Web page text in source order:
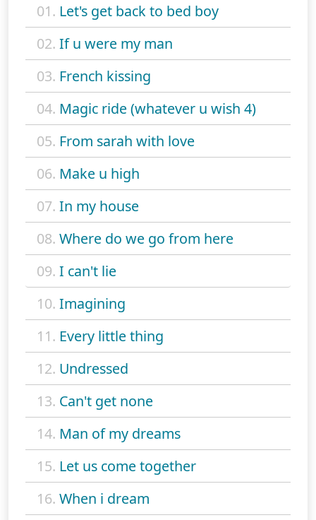
01. Let's get back to bed boy
02. If u were my man
03. French kissing
04. Magic ride (whatever u wish 4)
05. From sarah with love
06. Make u high
07. In my house
08. Where do we go from here
09. I can't lie
10. Imagining
11. Every little thing
12. Undressed
13. Can't get none
14. Man of my dreams
15. Let us come together
16. When i dream